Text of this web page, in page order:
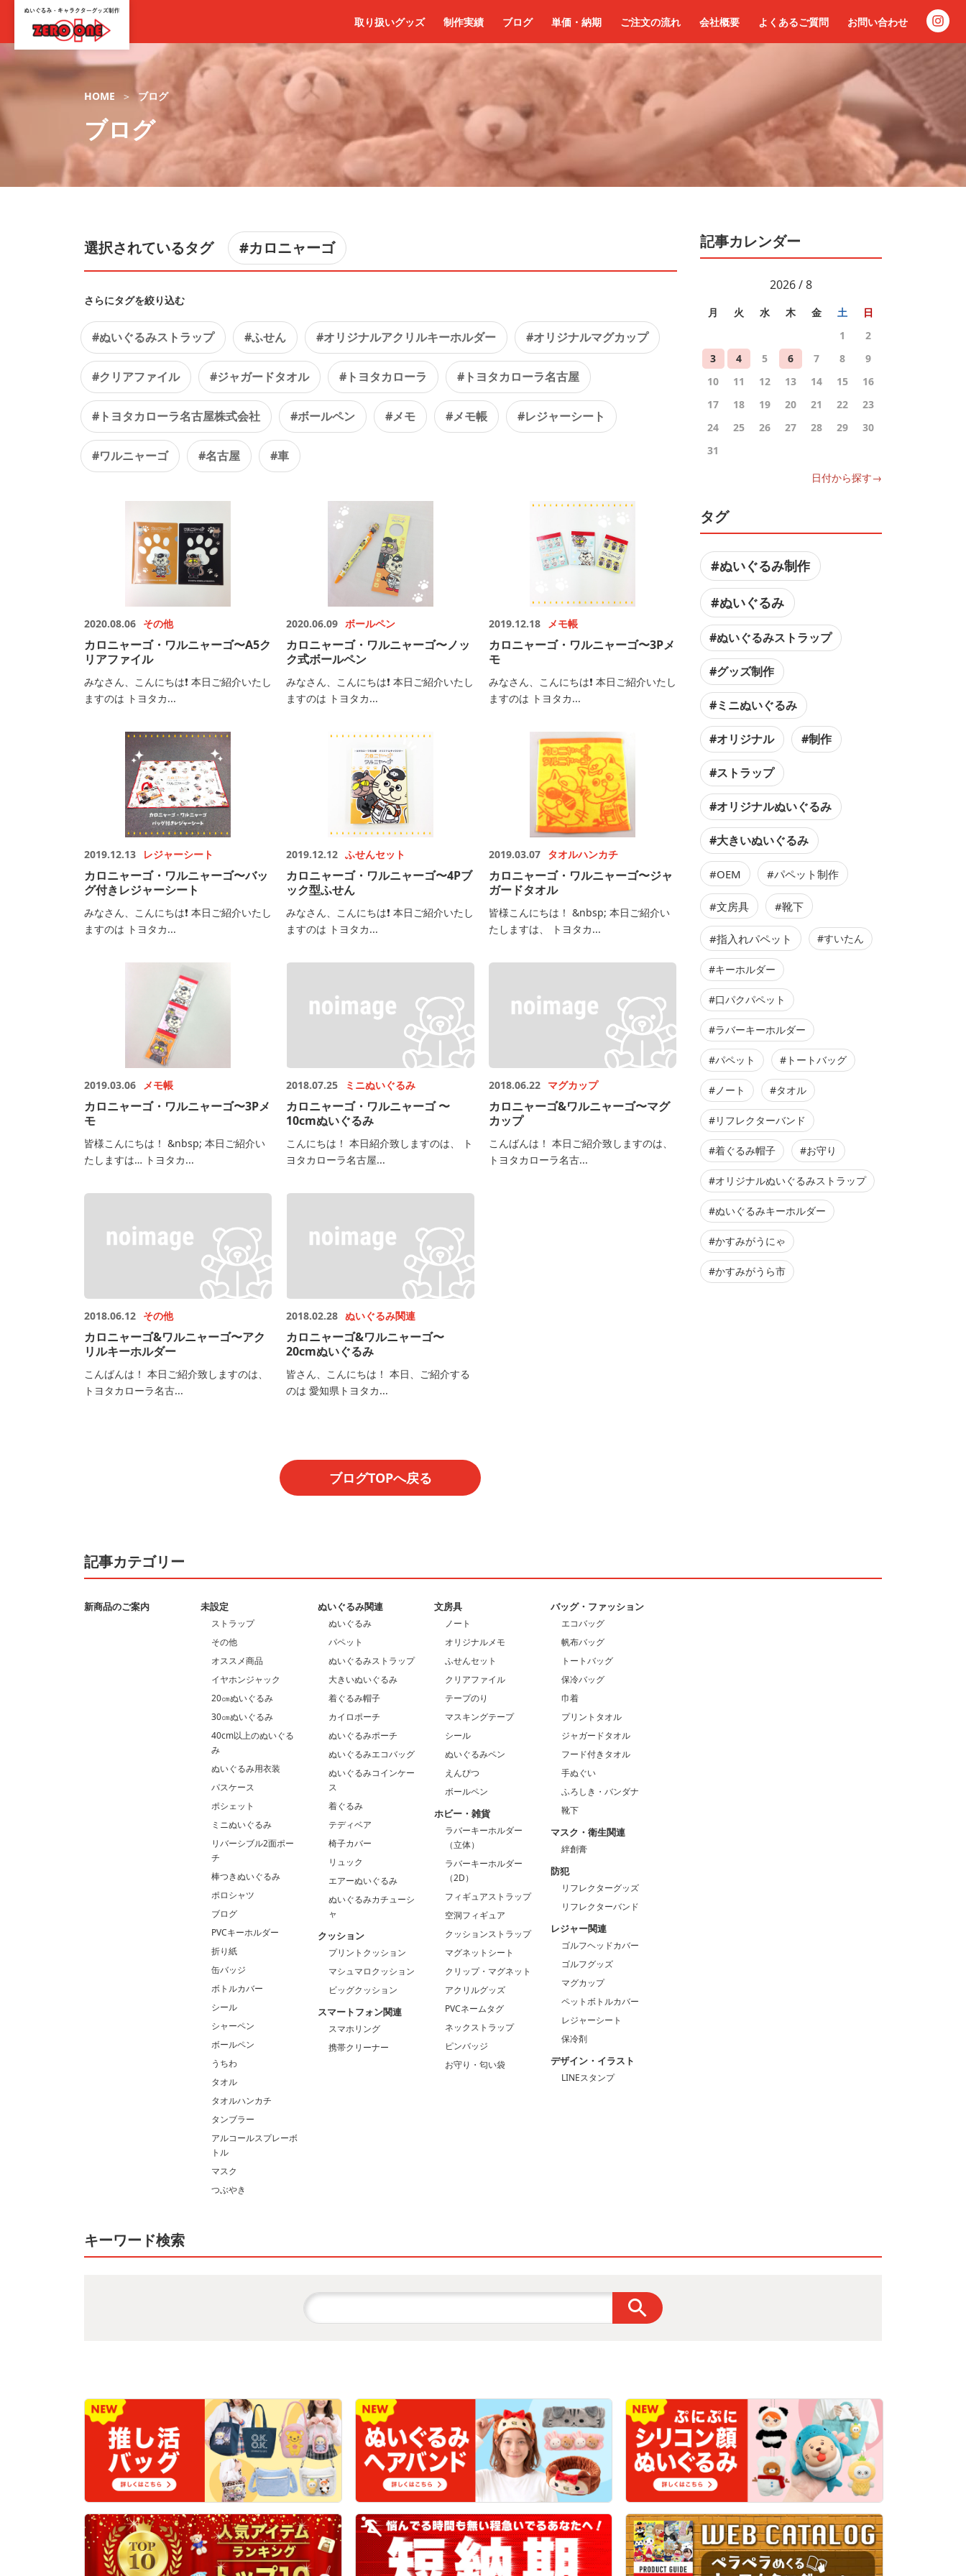
取り扱いグッズ 制作実績 ブログ 単価・納期 ご注文の流れ 会社概要 よくあるご質問 お問い合わせ
HOME ブログ
ブログ
選択されているタグ #カロニャーゴ
さらにタグを絞り込む
#ぬいぐるみストラップ #ふせん #オリジナルアクリルキーホルダー #オリジナルマグカップ
#クリアファイル #ジャガードタオル #トヨタカローラ #トヨタカローラ名古屋
#トヨタカローラ名古屋株式会社 #ボールペン #メモ #メモ帳 #レジャーシート
#ワルニャーゴ #名古屋 #車
2020.08.06 その他
カロニャーゴ・ワルニャーゴ〜A5ク
リアファイル
みなさん、こんにちは❗️ 本日ご紹介いたし
ますのは トヨタカ...
2020.06.09 ボールペン
カロニャーゴ・ワルニャーゴ〜ノッ
ク式ボールペン
みなさん、こんにちは❗️ 本日ご紹介いたし
ますのは トヨタカ...
2019.12.18 メモ帳
カロニャーゴ・ワルニャーゴ〜3Pメ
モ
みなさん、こんにちは❗️ 本日ご紹介いたし
ますのは トヨタカ...
2019.12.13 レジャーシート
カロニャーゴ・ワルニャーゴ〜バッ
グ付きレジャーシート
みなさん、こんにちは❗️ 本日ご紹介いたし
ますのは トヨタカ...
2019.12.12 ふせんセット
カロニャーゴ・ワルニャーゴ〜4Pブ
ック型ふせん
みなさん、こんにちは❗️ 本日ご紹介いたし
ますのは トヨタカ...
2019.03.07 タオルハンカチ
カロニャーゴ・ワルニャーゴ〜ジャ
ガードタオル
皆様こんにちは！ &nbsp; 本日ご紹介い
たしますは、 トヨタカ...
2019.03.06 メモ帳
カロニャーゴ・ワルニャーゴ〜3Pメ
モ
皆様こんにちは！ &nbsp; 本日ご紹介い
たしますは… トヨタカ...
2018.07.25 ミニぬいぐるみ
カロニャーゴ・ワルニャーゴ 〜
10cmぬいぐるみ
こんにちは！ 本日紹介致しますのは、 ト
ヨタカローラ名古屋...
2018.06.22 マグカップ
カロニャーゴ&ワルニャーゴ〜マグ
カップ
こんばんは！ 本日ご紹介致しますのは、
トヨタカローラ名古...
2018.06.12 その他
カロニャーゴ&ワルニャーゴ〜アク
リルキーホルダー
こんばんは！ 本日ご紹介致しますのは、
トヨタカローラ名古...
2018.02.28 ぬいぐるみ関連
カロニャーゴ&ワルニャーゴ〜
20cmぬいぐるみ
皆さん、こんにちは！ 本日、ご紹介する
のは 愛知県トヨタカ...
ブログTOPへ戻る
記事カレンダー
2026 / 8
月 火 水 木 金 土
日
1
2
3
4 5 6 7 8
9
10
11 12 13 14 15
16
17
18 19 20 21 22
23
24
25 26 27 28 29
30
31
日付から探す→
タグ
#ぬいぐるみ制作
#ぬいぐるみ
#ぬいぐるみストラップ
#グッズ制作
#ミニぬいぐるみ
#オリジナル #制作
#ストラップ
#オリジナルぬいぐるみ
#大きいぬいぐるみ
#OEM #パペット制作
#文房具 #靴下
#指入れパペット #すいたん
#キーホルダー
#口パクパペット
#ラバーキーホルダー
#パペット #トートバッグ
#ノート #タオル
#リフレクターバンド
#着ぐるみ帽子 #お守り
#オリジナルぬいぐるみストラップ
#ぬいぐるみキーホルダー
#かすみがうにゃ
#かすみがうら市
記事カテゴリー
新商品のご案内 未設定
ストラップ
その他
オススメ商品
イヤホンジャック
20㎝ぬいぐるみ
30㎝ぬいぐるみ
40cm以上のぬいぐる
み
ぬいぐるみ用衣装
パスケース
ポシェット
ミニぬいぐるみ
リバーシブル2面ポー
チ
棒つきぬいぐるみ
ポロシャツ
ブログ
PVCキーホルダー
折り紙
缶バッジ
ボトルカバー
シール
シャーペン
ボールペン
うちわ
タオル
タオルハンカチ
タンブラー
アルコールスプレーボ
トル
マスク
つぶやき
ぬいぐるみ関連
ぬいぐるみ
パペット
ぬいぐるみストラップ
大きいぬいぐるみ
着ぐるみ帽子
カイロポーチ
ぬいぐるみポーチ
ぬいぐるみエコバッグ
ぬいぐるみコインケー
ス
着ぐるみ
テディベア
椅子カバー
リュック
エアーぬいぐるみ
ぬいぐるみカチューシ
ャ
クッション
プリントクッション
マシュマロクッション
ビッグクッション
スマートフォン関連
スマホリング
携帯クリーナー
文房具
ノート
オリジナルメモ
ふせんセット
クリアファイル
テープのり
マスキングテープ
シール
ぬいぐるみペン
えんぴつ
ボールペン
ホビー・雑貨
ラバーキーホルダー
（立体）
ラバーキーホルダー
（2D）
フィギュアストラップ
空洞フィギュア
クッションストラップ
マグネットシート
クリップ・マグネット
アクリルグッズ
PVCネームタグ
ネックストラップ
ピンバッジ
お守り・匂い袋
バッグ・ファッション
エコバッグ
帆布バッグ
トートバッグ
保冷バッグ
巾着
プリントタオル
ジャガードタオル
フード付きタオル
手ぬぐい
ふろしき・バンダナ
靴下
マスク・衛生関連
絆創膏
防犯
リフレクターグッズ
リフレクターバンド
レジャー関連
ゴルフヘッドカバー
ゴルフグッズ
マグカップ
ペットボトルカバー
レジャーシート
保冷剤
デザイン・イラスト
LINEスタンプ
キーワード検索